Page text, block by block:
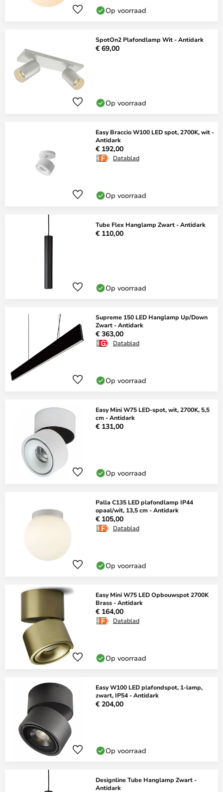
Op voorraad
SpotOn2 Plafondlamp Wit - Antidark
€ 69,00
Op voorraad
Easy Braccio W100 LED spot, 2700K, wit -
Antidark
€ 192,00
Datablad
Op voorraad
Tube Flex Hanglamp Zwart - Antidark
€ 110,00
Op voorraad
Supreme 150 LED Hanglamp Up/Down
Zwart - Antidark
€ 363,00
Datablad
Op voorraad
Easy Mini W75 LED-spot, wit, 2700K, 5,5
cm - Antidark
€ 131,00
Op voorraad
Palla C135 LED plafondlamp IP44
opaal/wit, 13,5 cm - Antidark
€ 105,00
Datablad
Op voorraad
Easy Mini W75 LED Opbouwspot 2700K
Brass - Antidark
€ 164,00
Datablad
Op voorraad
Easy W100 LED plafondspot, 1-lamp,
zwart, IP54 - Antidark
€ 204,00
Op voorraad
Designline Tube Hanglamp Zwart -
Antidark